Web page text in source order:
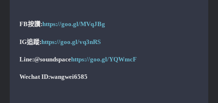
FB按讚:https://goo.gl/MVqJBg
IG追蹤:https://goo.gl/vq3nRS
Line:@soundspacehttps://goo.gl/YQWmcF
Wechat ID:wangwei6585